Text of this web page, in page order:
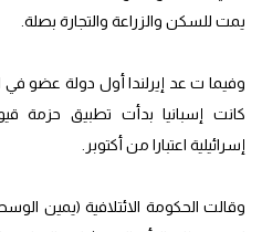
يمت للسكن والزراعة والتجارة بصلة.
وفيما ت عد إيرلندا أول دولة عضو في
كانت إسبانيا بدأت تطبيق حزمة
إسرائيلية اعتبارا من أكتوبر.
وقالت الحكومة الائتلافية (يمين